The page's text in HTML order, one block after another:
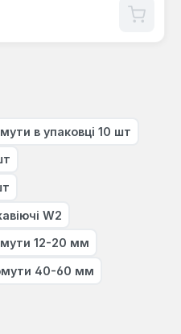
в упаковці 10 шт
W2
12-20 мм
40-60 мм